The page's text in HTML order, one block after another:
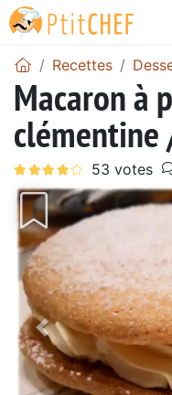
Recettes
Macaron à
clémentine
Précédent